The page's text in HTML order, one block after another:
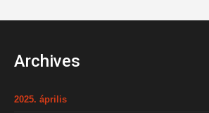
Archives
2025. április